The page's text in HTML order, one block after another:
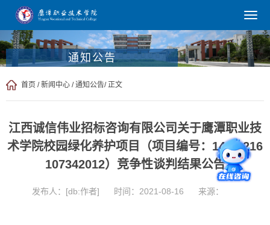
通知公告
首页 /新闻中心 /通知公告/ 正文
江西诚信伟业招标咨询有限公司关于鹰潭职业技
术学院校园绿化养护项目（项目编号：1493-216
107342012）竞争性谈判结果公告
发布人：[db:作者] 时间：2021-08-16 来源：